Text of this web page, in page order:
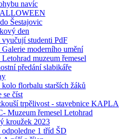
navíc
Šestajovic
den
studenti PdF
moderního umění
muzeum řemesel
předání slabikáře
florbalu starších žáků
se číst
trpělivost - stavebnice KAPLA
Muzeum řemesel Letohrad
kroužek 2023
1 tříd ŠD